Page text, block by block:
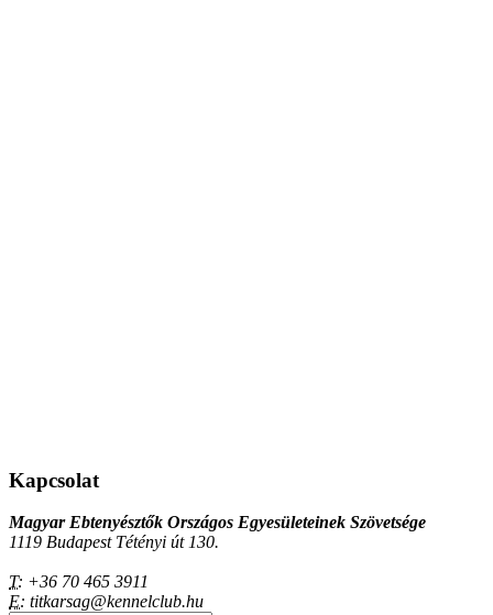
Kapcsolat
Magyar Ebtenyésztők Országos Egyesületeinek Szövetsége
1119 Budapest Tétényi út 130.
T: +36 70 465 3911
E: titkarsag@kennelclub.hu